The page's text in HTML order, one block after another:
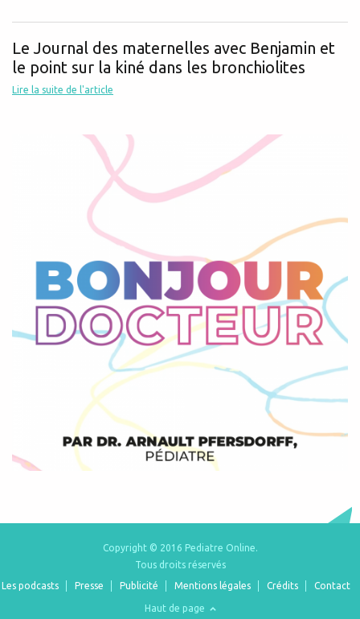
Le Journal des maternelles avec Benjamin et
le point sur la kiné dans les bronchiolites
Lire la suite de l'article
Copyright © 2016 Pediatre Online.
Tous droits réservés
Les podcasts
Presse Publicité Mentions légales Crédits Contact
Haut de page